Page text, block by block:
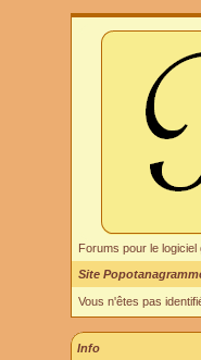
Forums pour le
Site
Vous n'êtes pas
Info